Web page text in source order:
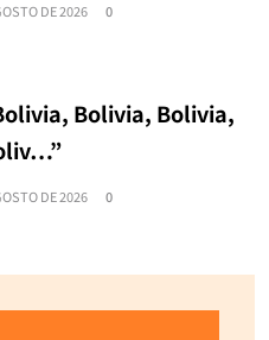
DE 2026 0
Bolivia, Bolivia,
DE 2026 0